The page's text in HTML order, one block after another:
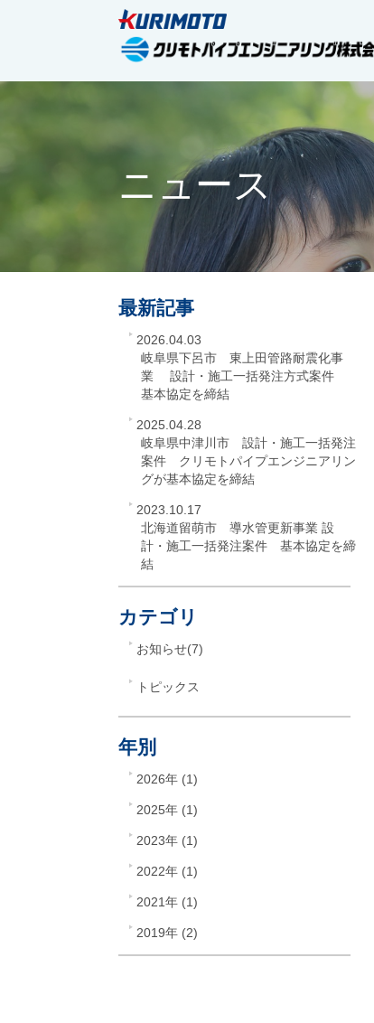
ニュース
最新記事
2026.04.03
岐阜県下呂市 東上田管路耐震化事
業 設計・施工一括発注方式案件
基本協定を締結
2025.04.28
岐阜県中津川市 設計・施工一括発注
案件 クリモトパイプエンジニアリン
グが基本協定を締結
2023.10.17
北海道留萌市 導水管更新事業 設
計・施工一括発注案件 基本協定を締
結
カテゴリ
お知らせ(7)
トピックス
年別
2026年 (1)
2025年 (1)
2023年 (1)
2022年 (1)
2021年 (1)
2019年 (2)